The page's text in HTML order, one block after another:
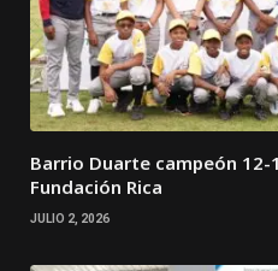
Barrio Duarte campeón 12-
Fundación Rica
JULIO 2, 2026